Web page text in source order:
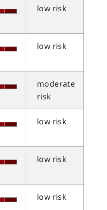
low risk
low risk
moderate
risk
low risk
low risk
low risk